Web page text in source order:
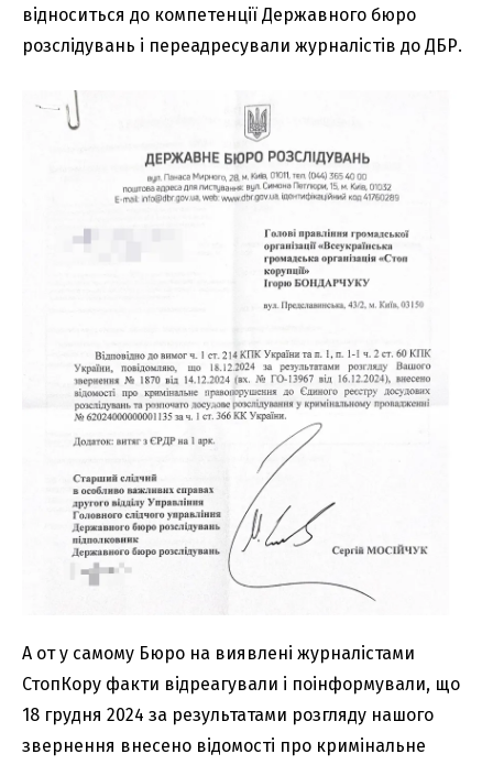
відноситься до компетенції Державного бюро
розслідувань і переадресували журналістів до ДБР.
А от у самому Бюро на виявлені журналістами
СтопКору факти відреагували і поінформували, що
18 грудня 2024 за результатами розгляду нашого
звернення внесено відомості про кримінальне